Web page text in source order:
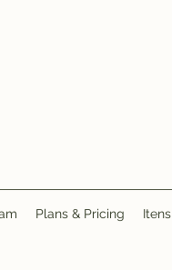
Plans & Pricing Itens